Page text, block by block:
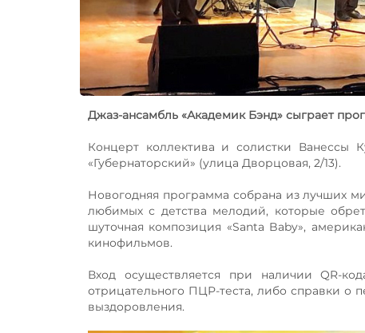
Джаз-ансамбль «Академик Бэнд» сыграет
Концерт коллектива и солистки Ванессы
«Губернаторский» (улица Дворцовая, 2/13).
Новогодняя программа собрана из лучших
любимых с детства мелодий, которые
шуточная композиция «Santa Baby»,
кинофильмов.
Вход осуществляется при наличии QR-
отрицательного ПЦР-теста, либо справки о
выздоровления.